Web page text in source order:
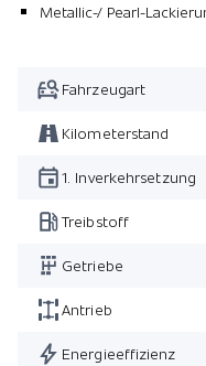
Metallic-/ Pearl-
Fahrzeugart
Kilometerstand
1. Inverkehrsetzung
Treibstoff
Getriebe
Antrieb
Energieeffizienz